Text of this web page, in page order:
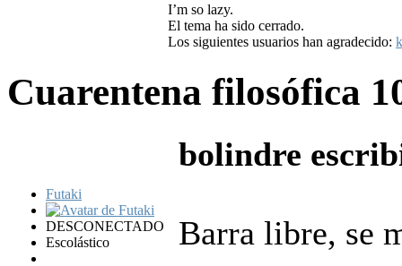
I’m so lazy.
El tema ha sido cerrado.
Los siguientes usuarios han agradecido:
Cuarentena filosófica
Futaki
DESCONECTADO
Escolástico
bolindre
Barra libre, se